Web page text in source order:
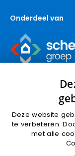
Contact
Capelle aan den
Den Haag
Gouda (wonen)
Gouda
Krimpen aan
Pijnacker
Rotterdam
Onderdeel van
Algemene
Deze website
te verbeteren.
met alle